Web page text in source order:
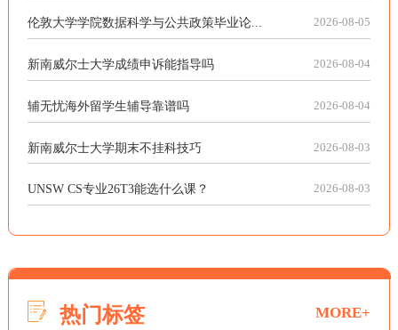
伦敦大学学院数据科学与公共政策毕业论... 2026-08-05
新南威尔士大学成绩申诉能指导吗 2026-08-04
辅无忧海外留学生辅导靠谱吗 2026-08-04
新南威尔士大学期末不挂科技巧 2026-08-03
UNSW CS专业26T3能选什么课？ 2026-08-03
热门标签 MORE+